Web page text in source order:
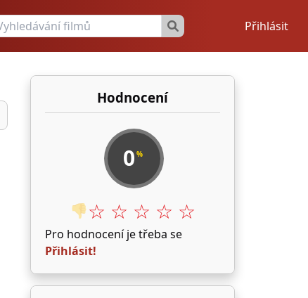
Přihlásit
Hodnocení
0 %
👎☆ ☆ ☆ ☆ ☆
Pro hodnocení je třeba se
Přihlásit!